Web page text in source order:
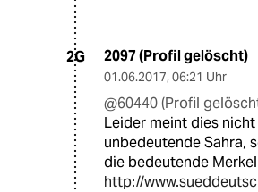
2G 2097 (Profil gelöscht)
01.06.2017, 06:21 Uhr
@60440 (Profil
Leider meint dies
unbedeutende Sahra,
die bedeutende
http://